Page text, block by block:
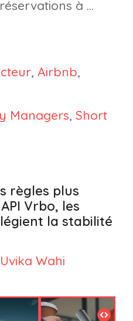
à …
, Airbnb,
Managers, Short
règles plus
Vrbo, les
la stabilité
Uvika Wahi